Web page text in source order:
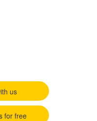
us
for free